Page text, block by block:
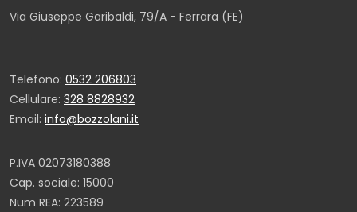
Via Giuseppe Garibaldi, 79/A - Ferrara (FE)
Telefono: 0532 206803
Cellulare: 328 8828932
Email: info@bozzolani.it
P.IVA 02073180388
Cap. sociale: 15000
Num REA: 223589